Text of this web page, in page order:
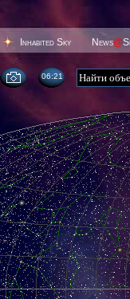
Inhabited Sky News@
06 21